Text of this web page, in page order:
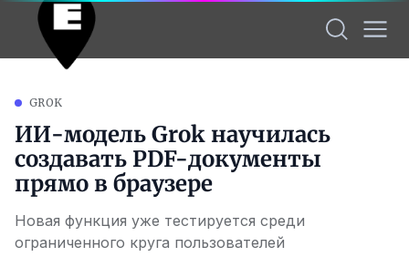
GROK
ИИ-модель Grok научилась
создавать PDF-документы
прямо в браузере
Новая функция уже тестируется среди
ограниченного круга пользователей